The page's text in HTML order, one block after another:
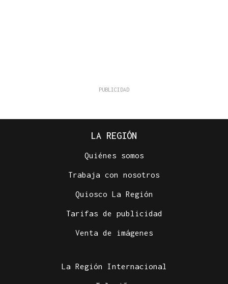
LA REGIÓN
Quiénes somos
Trabaja con nosotros
Quiosco La Región
Tarifas de publicidad
Venta de imágenes
La Región Internacional